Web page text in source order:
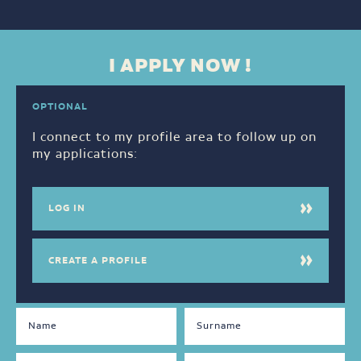
I APPLY NOW !
OPTIONAL
I connect to my profile area to follow up on
my applications:
LOG IN
CREATE A PROFILE
SPOKEN
Français